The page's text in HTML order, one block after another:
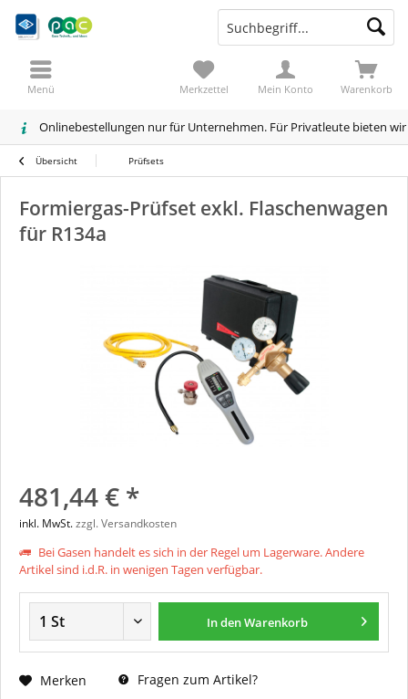
Onlinebestellungen nur für Unternehmen. Für Privatleute bieten
Warenkorb
Merkzettel Mein Konto
Menü
Übersicht Prüfsets
Formiergas-Prüfset exkl. Flaschenwagen
für R134a
481,44 € *
inkl. MwSt.zzgl. Versandkosten
Bei Gasen handelt es sich in der Regel um Lagerware. Andere
Artikel sind i.d.R. in wenigen Tagen verfügbar.
In denWarenkorb
Merken Fragen zum Artikel?